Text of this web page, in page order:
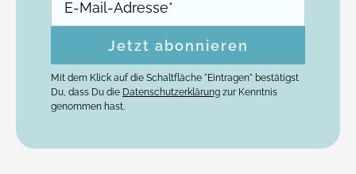
Mit dem Klick auf die Schaltfläche "Eintragen" bestätigst
Du, dass Du die Datenschutzerklärung zur Kenntnis
genommen hast.